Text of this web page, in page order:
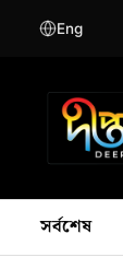
Eng
সর্বশেষ